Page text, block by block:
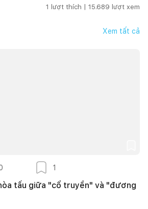
1 lượt thích | 15.689 lượt xem
Xem tất cả
1
tấu giữa "cổ truyền" và "đương